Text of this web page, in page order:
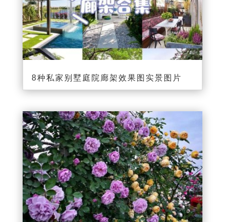
8种私家别墅庭院廊架效果图实景图片